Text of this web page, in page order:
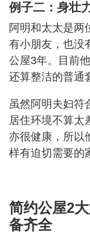
例子二：身壮
阿明和太太是两
有小朋友，也没
公屋3年。目前
还算整洁的普通
虽然阿明夫妇符
居住环境不算太
亦很健康，所以
样有迫切需要的
简约公屋2
备齐全